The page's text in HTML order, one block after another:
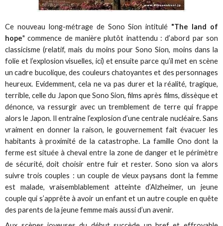
Ce nouveau long-métrage de Sono Sion intitulé "The land of
hope" commence de manière plutôt inattendu : d’abord par son
classicisme (relatif, mais du moins pour Sono Sion, moins dans la
folie et l’explosion visuelles, ici) et ensuite parce qu’il met en scène
un cadre bucolique, des couleurs chatoyantes et des personnages
heureux. Evidemment, cela ne va pas durer et la réalité, tragique,
terrible, celle du Japon que Sono Sion, films après films, dissèque et
dénonce, va ressurgir avec un tremblement de terre qui frappe
alors le Japon. Il entraîne l’explosion d’une centrale nucléaire. Sans
vraiment en donner la raison, le gouvernement fait évacuer les
habitants à proximité de la catastrophe. La famille Ono dont la
ferme est située à cheval entre la zone de danger et le périmètre
de sécurité, doit choisir entre fuir et rester. Sono sion va alors
suivre trois couples : un couple de vieux paysans dont la femme
est malade, vraisemblablement atteinte d’Alzheimer, un jeune
couple qui s’apprête à avoir un enfant et un autre couple en quête
des parents de la jeune femme mais aussi d’un avenir.